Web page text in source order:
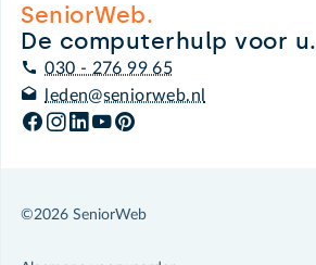
SeniorWeb.
De computerhulp voor u.
030 - 276 99 65
leden@seniorweb.nl
©2026 SeniorWeb